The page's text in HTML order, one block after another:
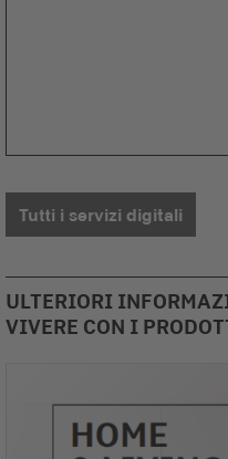
Tutti i servizi digitali
ULTERIORI
VIVERE CON I